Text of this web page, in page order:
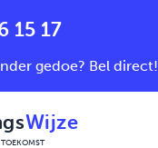
15 17
gedoe? Bel direct!
Wijze